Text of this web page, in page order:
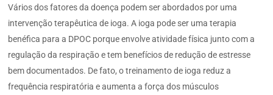
Vários dos fatores da doença podem ser abordados por uma
intervenção terapêutica de ioga. A ioga pode ser uma terapia
benéfica para a DPOC porque envolve atividade física junto com a
regulação da respiração e tem benefícios de redução de estresse
bem documentados. De fato, o treinamento de ioga reduz a
frequência respiratória e aumenta a força dos músculos